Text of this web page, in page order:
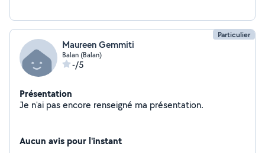
Particulier
Maureen Gemmiti
Balan (Balan)
-/5
Présentation
Je n'ai pas encore renseigné ma présentation.
Aucun avis pour l'instant